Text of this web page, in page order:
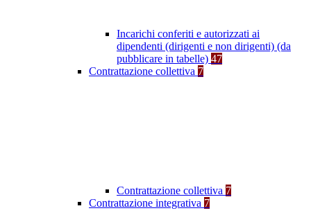
Incarichi conferiti e autorizzati ai
dipendenti (dirigenti e non dirigenti) (da
pubblicare in tabelle) 47
Contrattazione collettiva 7
Contrattazione collettiva 7
Contrattazione integrativa 7